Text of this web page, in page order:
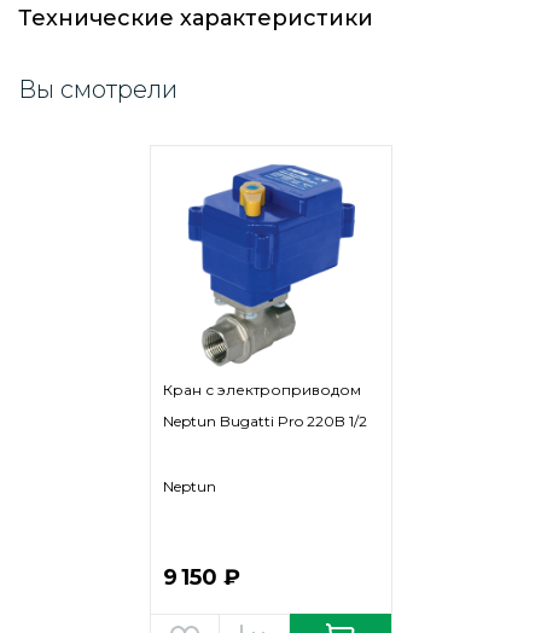
Технические характеристики
Вы смотрели
Кран с электроприводом
Neptun Bugatti Pro 220B 1/2
Neptun
9 150 ₽